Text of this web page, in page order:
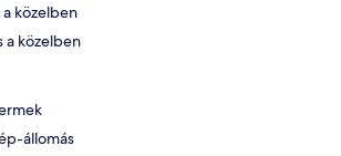
a közelben
a közelben
állomás